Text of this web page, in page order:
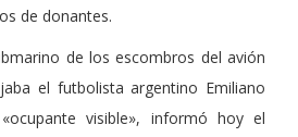
de donantes.
de los escombros del avión
el futbolista argentino Emiliano
visible», informó hoy el